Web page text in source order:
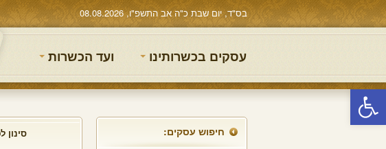
פתח סרגל נגישות
בס"ד, יום שבת כ"ה אב התשפ"ו, 08.08.2026
עסקים בכשרותינו ועד הכשרות
חיפוש עסקים: סינון